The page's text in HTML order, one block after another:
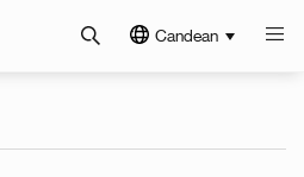
Candean